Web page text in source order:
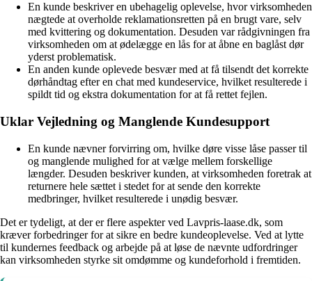
En kunde beskriver en ubehagelig oplevelse, hvor virksomheden
nægtede at overholde reklamationsretten på en brugt vare, selv
med kvittering og dokumentation. Desuden var rådgivningen fra
virksomheden om at ødelægge en lås for at åbne en baglåst dør
yderst problematisk.
En anden kunde oplevede besvær med at få tilsendt det korrekte
dørhåndtag efter en chat med kundeservice, hvilket resulterede i
spildt tid og ekstra dokumentation for at få rettet fejlen.
Uklar Vejledning og Manglende Kundesupport
En kunde nævner forvirring om, hvilke døre visse låse passer til
og manglende mulighed for at vælge mellem forskellige
længder. Desuden beskriver kunden, at virksomheden foretrak at
returnere hele sættet i stedet for at sende den korrekte
medbringer, hvilket resulterede i unødig besvær.
Det er tydeligt, at der er flere aspekter ved Lavpris-laase.dk, som
kræver forbedringer for at sikre en bedre kundeoplevelse. Ved at lytte
til kundernes feedback og arbejde på at løse de nævnte udfordringer
kan virksomheden styrke sit omdømme og kundeforhold i fremtiden.